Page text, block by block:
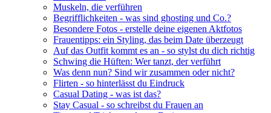
Muskeln, die verführen
Begrifflichkeiten - was sind ghosting und Co.?
Besondere Fotos - erstelle deine eigenen Aktfotos
Frauentipps: ein Styling, das beim Date überzeugt
Auf das Outfit kommt es an - so stylst du dich richtig
Schwing die Hüften: Wer tanzt, der verführt
Was denn nun? Sind wir zusammen oder nicht?
Flirten - so hinterlässt du Eindruck
Casual Dating - was ist das?
Stay Casual - so schreibst du Frauen an